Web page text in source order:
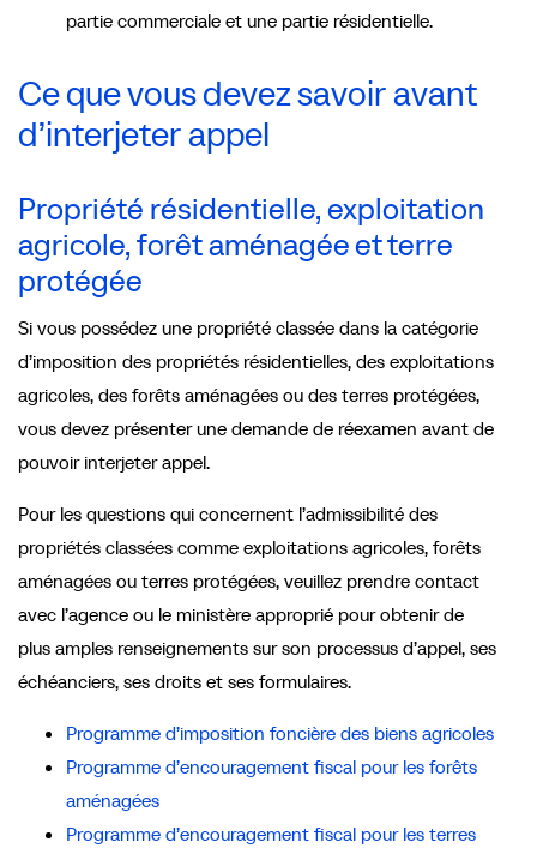
partie commerciale et une partie résidentielle.
Ce que vous devez savoir avant
d’interjeter appel
Propriété résidentielle, exploitation
agricole, forêt aménagée et terre
protégée
Si vous possédez une propriété classée dans la catégorie
d’imposition des propriétés résidentielles, des exploitations
agricoles, des forêts aménagées ou des terres protégées,
vous devez présenter une demande de réexamen avant de
pouvoir interjeter appel.
Pour les questions qui concernent l’admissibilité des
propriétés classées comme exploitations agricoles, forêts
aménagées ou terres protégées, veuillez prendre contact
avec l’agence ou le ministère approprié pour obtenir de
plus amples renseignements sur son processus d’appel, ses
échéanciers, ses droits et ses formulaires.
Programme d’imposition foncière des biens agricoles
Programme d’encouragement fiscal pour les forêts
aménagées
Programme d’encouragement fiscal pour les terres